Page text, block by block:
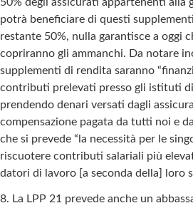
potrà beneficiare di questi
restante 50%, nulla garantisce a oggi
copriranno gli ammanchi. Da notare
supplementi di rendita saranno
contributi prelevati presso gli istituti di
prendendo denari versati dagli
compensazione pagata da tutti noi e
che si prevede “la necessità per le
riscuotere contributi salariali più
datori di lavoro [a seconda della] loro
8. La LPP 21 prevede anche un